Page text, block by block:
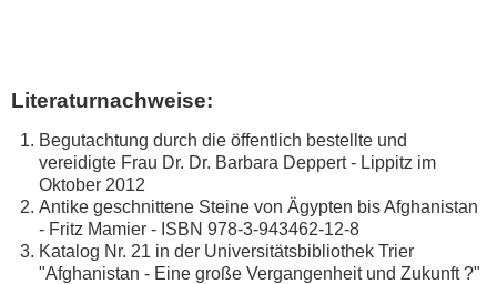
Literaturnachweise:
Begutachtung durch die öffentlich bestellte und
vereidigte Frau Dr. Dr. Barbara Deppert - Lippitz im
Oktober 2012
Antike geschnittene Steine von Ägypten bis Afghanistan
- Fritz Mamier - ISBN 978-3-943462-12-8
Katalog Nr. 21 in der Universitätsbibliothek Trier
"Afghanistan - Eine große Vergangenheit und Zukunft ?"